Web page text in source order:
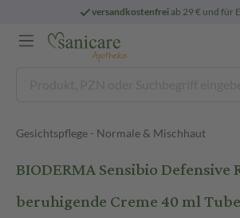
versandkostenfreiab 29 € und für
Gesichtspflege - Normale & Mischhaut
BIODERMA Sensibio Defensive
beruhigende Creme 40 ml Tube